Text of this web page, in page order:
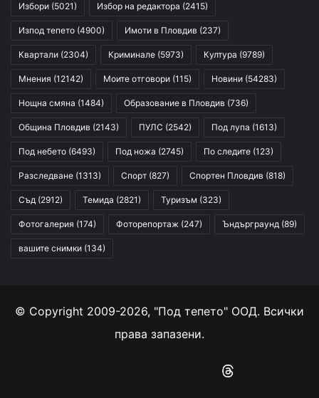
Избори (5021) Избор на редактора (2415)
Изпод тепето (4900) Имоти в Пловдив (237)
Квартали (2304) Криминале (5973) Култура (9789)
Мнения (12142) Моите отговори (115) Новини (54283)
Нощна смяна (1484) Образование в Пловдив (736)
Община Пловдив (2143) ПУЛС (2542) Под лупа (1613)
Под небето (6493) Под ножа (2745) По следите (123)
Разследване (1313) Спорт (827) Спортен Пловдив (818)
Съд (2912) Темида (2821) Туризъм (323)
Фотогалерия (174) Фоторепортаж (247) Ъндърграунд (89)
вашите снимки (134)
© Copyright 2009-2026, "Под тепето" ООД. Всички
права запазени.
Instagram
RSS